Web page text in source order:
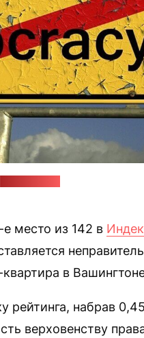
место из 142 в
в
рейтинга, набрав
верховенству